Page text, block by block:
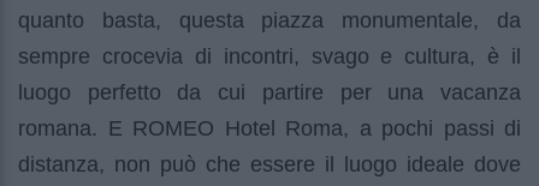
quanto basta, questa piazza monumentale, da
sempre crocevia di incontri, svago e cultura, è il
luogo perfetto da cui partire per una vacanza
romana. E ROMEO Hotel Roma, a pochi passi di
distanza, non può che essere il luogo ideale dove